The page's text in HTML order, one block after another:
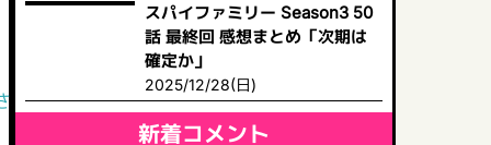
れる」
スパイファミリー Season3 50
話 最終回 感想まとめ「次期は
確定か」
2025/12/28(日)
新着コメント